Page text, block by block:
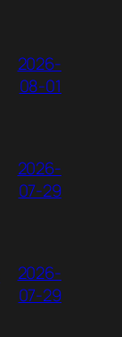
2026-
08-01
2026-
07-29
2026-
07-29